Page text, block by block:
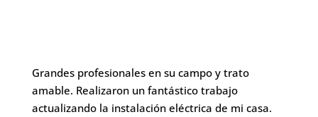
Grandes profesionales en su campo y trato
amable. Realizaron un fantástico trabajo
actualizando la instalación eléctrica de mi casa.